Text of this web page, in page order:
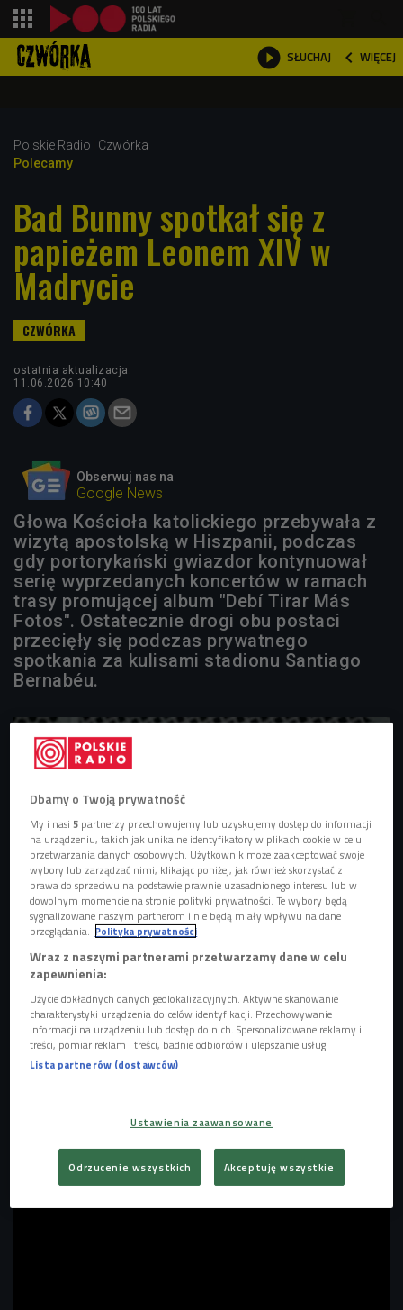
 SŁUCHAJ  WIĘCEJ

Polskie Radio
Czwórka
Polecamy
Bad Bunny spotkał się z
papieżem Leonem XIV w
Madrycie
ostatnia aktualizacja:
11.06.2026 10:40
Obserwuj nas na
Google News
Głowa Kościoła katolickiego przebywała z
wizytą apostolską w Hiszpanii, podczas
gdy portorykański gwiazdor kontynuował
serię wyprzedanych koncertów w ramach
trasy promującej album "Debí Tirar Más
Fotos". Ostatecznie drogi obu postaci
przecięły się podczas prywatnego
spotkania za kulisami stadionu Santiago
Bernabéu.
Bad Bunny Foto: Jordan Strauss/Invision/East News
Informację potwierdził Watykan. Do spotkania doszło 8
czerwca w Madrycie, a oprócz artysty uczestniczyli w nim
również członkowie jego rodziny. Choć przez kilka dni
media spekulowały o możliwości wspólnego publicznego
wystąpienia, obie strony zdecydowały się zachować
Dbamy o Twoją prywatność
My i nasi5 partnerzy przechowujemy lub uzyskujemy dostęp do informacji
na urządzeniu, takich jak unikalne identyfikatory w plikach cookie w celu
przetwarzania danych osobowych. Użytkownik może zaakceptować swoje
wybory lub zarządzać nimi, klikając poniżej, jak również skorzystać z
prawa do sprzeciwu na podstawie prawnie uzasadnionego interesu lub w
dowolnym momencie na stronie polityki prywatności. Te wybory będą
sygnalizowane naszym partnerom i nie będą miały wpływu na dane
przeglądania. Polityka prywatności
Wraz z naszymi partnerami przetwarzamy dane w celu
zapewnienia:
Użycie dokładnych danych geolokalizacyjnych. Aktywne skanowanie
charakterystyki urządzenia do celów identyfikacji. Przechowywanie
informacji na urządzeniu lub dostęp do nich. Spersonalizowane reklamy i
treści, pomiar reklam i treści, badnie odbiorców i ulepszanie usług.
Lista partnerów (dostawców)
Ustawienia zaawansowane
Odrzucenie wszystkich Akceptuję wszystkie